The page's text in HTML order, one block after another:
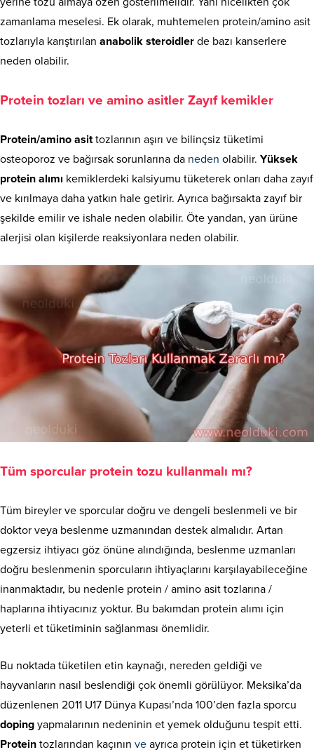
zamanlama meselesi. Ek olarak, muhtemelen protein/amino asit
tozlarıyla karıştırılan anabolik steroidler de bazı kanserlere
neden olabilir.
Protein tozları ve amino asitler Zayıf kemikler
Protein/amino asittozlarının aşırı ve bilinçsiz tüketimi
osteoporoz ve bağırsak sorunlarına da neden olabilir. Yüksek
protein alımı kemiklerdeki kalsiyumu tüketerek onları daha zayıf
ve kırılmaya daha yatkın hale getirir. Ayrıca bağırsakta zayıf bir
şekilde emilir ve ishale neden olabilir. Öte yandan, yan ürüne
alerjisi olan kişilerde reaksiyonlara neden olabilir.
Tüm sporcular protein tozu kullanmalı mı?
Tüm bireyler ve sporcular doğru ve dengeli beslenmeli ve bir
doktor veya beslenme uzmanından destek almalıdır. Artan
egzersiz ihtiyacı göz önüne alındığında, beslenme uzmanları
doğru beslenmenin sporcuların ihtiyaçlarını karşılayabileceğine
inanmaktadır, bu nedenle protein / amino asit tozlarına /
haplarına ihtiyacınız yoktur. Bu bakımdan protein alımı için
yeterli et tüketiminin sağlanması önemlidir.
Bu noktada tüketilen etin kaynağı, nereden geldiği ve
hayvanların nasıl beslendiği çok önemli görülüyor. Meksika’da
düzenlenen 2011 U17 Dünya Kupası’nda 100’den fazla sporcu
doping yapmalarının nedeninin et yemek olduğunu tespit etti.
Protein tozlarından kaçının ve ayrıca protein için et tüketirken